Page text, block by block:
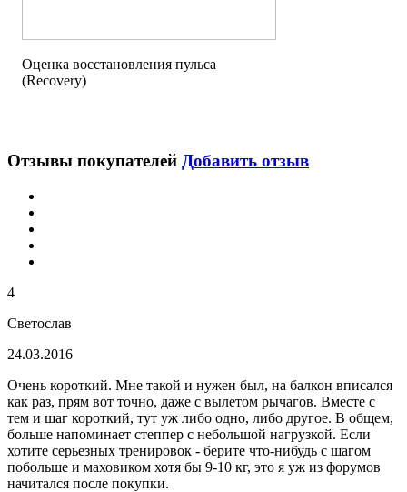
Оценка восстановления пульса
(Recovery)
Отзывы покупателей Добавить отзыв
4
Светослав
24.03.2016
Очень короткий. Мне такой и нужен был, на балкон вписался
как раз, прям вот точно, даже с вылетом рычагов. Вместе с
тем и шаг короткий, тут уж либо одно, либо другое. В общем,
больше напоминает степпер с небольшой нагрузкой. Если
хотите серьезных тренировок - берите что-нибудь с шагом
побольше и маховиком хотя бы 9-10 кг, это я уж из форумов
начитался после покупки.